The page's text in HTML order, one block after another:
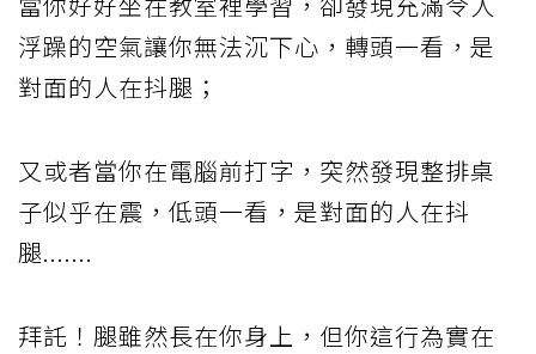
浮躁的空氣讓你無法沉下心，轉頭一看，是
對面的人在抖腿；
又或者當你在電腦前打字，突然發現整排桌
子似乎在震，低頭一看，是對面的人在抖
腿.......
拜託！腿雖然長在你身上，但你這行為實在